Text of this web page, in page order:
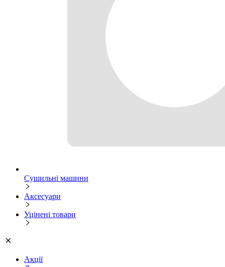
Сушильні машини
Аксесуари
Уцінені товари
Акції